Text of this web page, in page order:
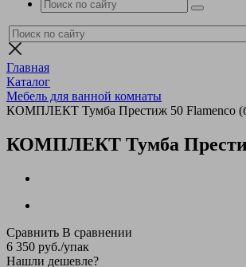
Главная
Каталог
Мебель для ванной комнаты
КОМПЛЕКТ Тумба Престиж 50 Flamenco
КОМПЛЕКТ Тумба Престиж
Сравнить В сравнении
6 350 руб./упак
Нашли дешевле?